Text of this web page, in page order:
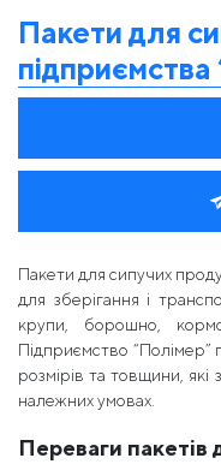
Пакети для
Пакети для сипучих
для зберігання і
крупи, борошно,
Підприємство “Полімер”
розмірів та товщини,
належних умовах.
Переваги пакетів